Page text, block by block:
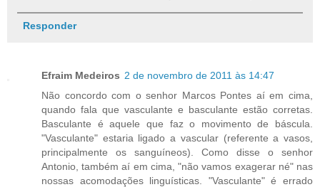
Responder
Efraim Medeiros 2 de novembro de 2011 às 14:47
Não concordo com o senhor Marcos Pontes aí em cima,
quando fala que vasculante e basculante estão corretas.
Basculante é aquele que faz o movimento de báscula.
"Vasculante" estaria ligado a vascular (referente a vasos,
principalmente os sanguíneos). Como disse o senhor
Antonio, também aí em cima, "não vamos exagerar né" nas
nossas acomodações linguísticas. "Vasculante" é errado